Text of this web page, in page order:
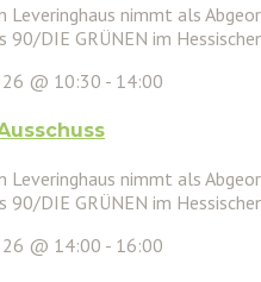
Leveringhaus nimmt als
90/DIE GRÜNEN im
26 @ 10:30 - 14:00
Leveringhaus nimmt als
90/DIE GRÜNEN im
26 @ 14:00 - 16:00